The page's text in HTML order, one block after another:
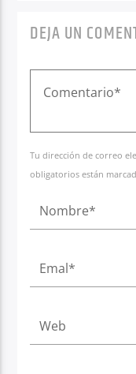
DEJA UN
Tu dirección de correo
obligatorios están